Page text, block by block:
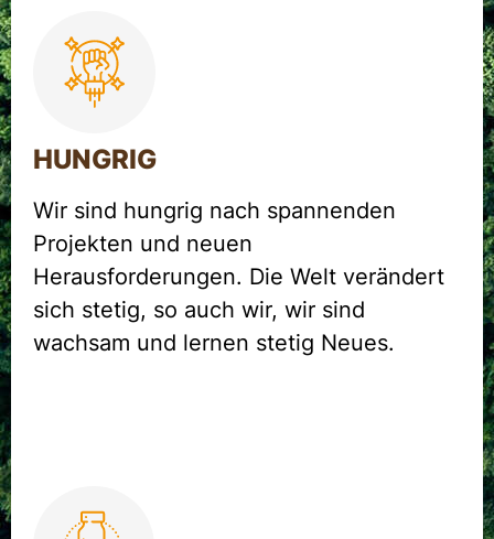
HUNGRIG
Wir sind hungrig nach spannenden
Projekten und neuen
Herausforderungen. Die Welt verändert
sich stetig, so auch wir, wir sind
wachsam und lernen stetig Neues.